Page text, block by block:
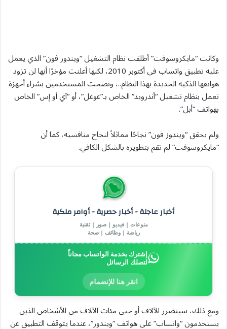
وكانت “مايكروسوفت” أطلقت نظام التشغيل “ويندوز فون” الذي يعمل
عليه تطبيق واتساب في أكتوبر 2010، لكنها أعلنت مؤخرًا أنها لن تزود
هواتفها الذكية الجديدة بهذا النظام..، ونصحت المستخدمين بشراء أجهزة
تعمل بنظام تشغيل “أندرويد” الخاص بـ”غوغل”، أو “آي أو إس” الخاص
بهواتف “أبل”.
ولم يحقق “ويندوز فون” نجاحًا مماثلاً لنجاح منافسيه، كما أن
“مايكروسوفت” لم تقم بتطويره بالشكل الكافي.
أخبار عاجلة - أخبار حصرية - أوامر ملكية
منوعات | فيديو | صور | تقنية
رياضة | وظائف | صحة
إشترك بخدمة الواتساب مجاناً
لتصلك الرسائل
انقر هنا للإنضمام
ومع ذلك، سيتضرر الآلاف أو حتى مئات الآلاف من الأشخاص الذين
يستخدمون “واتساب” على هواتف “ويندوز”، عندما يتوقف التطبيق عن